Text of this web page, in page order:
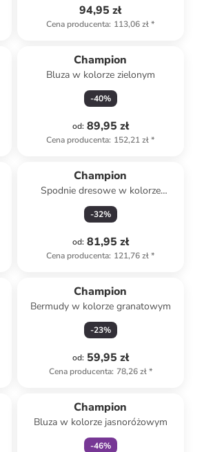
94,95 zł
Cena producenta: 113,06 zł*
Champion
Bluza w kolorze zielonym
-40%
od: 89,95 zł
Cena producenta: 152,21 zł*
Champion
Spodnie dresowe w kolorze
granatowym
-32%
od: 81,95 zł
Cena producenta: 121,76 zł*
Champion
Bermudy w kolorze granatowym
-23%
od: 59,95 zł
Cena producenta: 78,26 zł*
Champion
Bluza w kolorze jasnoróżowym
-46%